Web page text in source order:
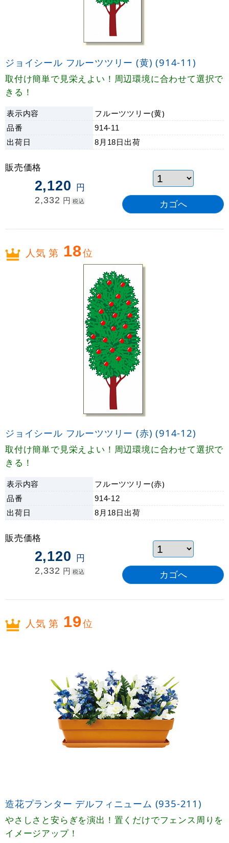
ジョイシール フルーツツリー (黄) (914-11)
取付け簡単で見栄えよい！周辺環境に合わせて選択で
きる！
表示内容
フルーツツリー(黄)
品番
914-11
出荷日 8月18日 出荷
販売価格
2,120 円
2,332 円 税込
人気 第 18位
ジョイシール フルーツツリー (赤) (914-12)
取付け簡単で見栄えよい！周辺環境に合わせて選択で
きる！
表示内容
フルーツツリー(赤)
品番
914-12
出荷日 8月18日 出荷
販売価格
2,120 円
2,332 円 税込
人気 第 19位
造花プランター デルフィニューム (935-211)
やさしさと安らぎを演出！置くだけでフェンス周りを
イメージアップ！